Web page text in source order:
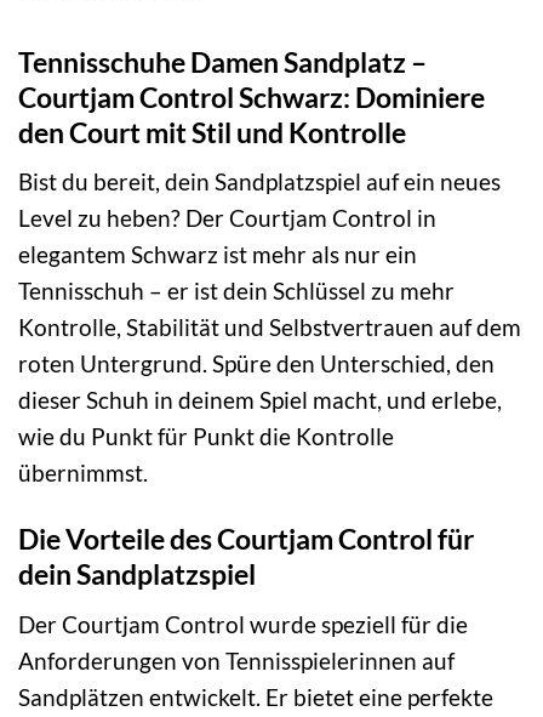
Tennisschuhe Damen Sandplatz –
Courtjam Control Schwarz: Dominiere
den Court mit Stil und Kontrolle
Bist du bereit, dein Sandplatzspiel auf ein neues
Level zu heben? Der Courtjam Control in
elegantem Schwarz ist mehr als nur ein
Tennisschuh – er ist dein Schlüssel zu mehr
Kontrolle, Stabilität und Selbstvertrauen auf dem
roten Untergrund. Spüre den Unterschied, den
dieser Schuh in deinem Spiel macht, und erlebe,
wie du Punkt für Punkt die Kontrolle
übernimmst.
Die Vorteile des Courtjam Control für
dein Sandplatzspiel
Der Courtjam Control wurde speziell für die
Anforderungen von Tennisspielerinnen auf
Sandplätzen entwickelt. Er bietet eine perfekte